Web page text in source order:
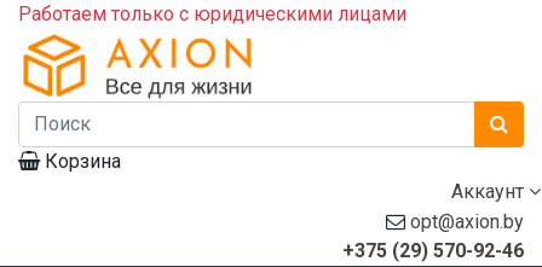
Работаем только с юридическими лицами
Корзина
Аккаунт
opt@axion.by
+375 (29) 570-92-46